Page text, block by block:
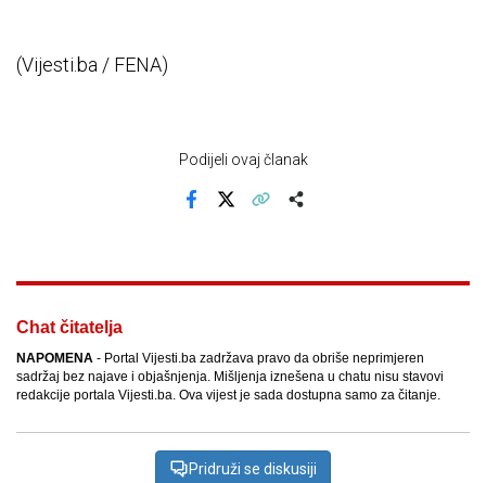
(Vijesti.ba / FENA)
Podijeli ovaj članak
Chat čitatelja
NAPOMENA - Portal Vijesti.ba zadržava pravo da obriše neprimjeren
sadržaj bez najave i objašnjenja. Mišljenja iznešena u chatu nisu stavovi
redakcije portala Vijesti.ba. Ova vijest je sada dostupna samo za čitanje.
Pridruži se diskusiji